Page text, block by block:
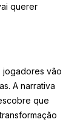
querer
jogadores vão
A narrativa
que